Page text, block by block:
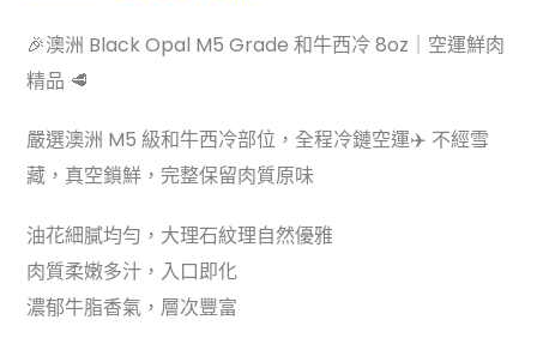
was:
is:
🎉澳洲 Black Opal M5 Grade 和牛西冷 8oz｜空運鮮肉
精品 🥩
嚴選澳洲 M5 級和牛西冷部位，全程冷鏈空運✈️ 不經雪
藏，真空鎖鮮，完整保留肉質原味
油花細膩均勻，大理石紋理自然優雅
肉質柔嫩多汁，入口即化
濃郁牛脂香氣，層次豐富